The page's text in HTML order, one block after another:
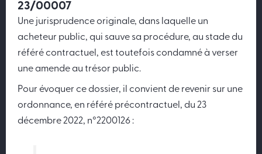
23/00007
Une jurisprudence originale, dans laquelle un
acheteur public, qui sauve sa procédure, au stade du
référé contractuel, est toutefois condamné à verser
une amende au trésor public.
Pour évoquer ce dossier, il convient de revenir sur une
ordonnance, en référé précontractuel, du 23
décembre 2022, n°2200126 :